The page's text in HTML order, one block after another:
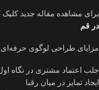
برای مشاهده مقاله جدید کلیک
در قم
مزایای طراحی لوگوی
جلب اعتماد مشتری در نگاه
ایجاد تمایز در میان رقبا